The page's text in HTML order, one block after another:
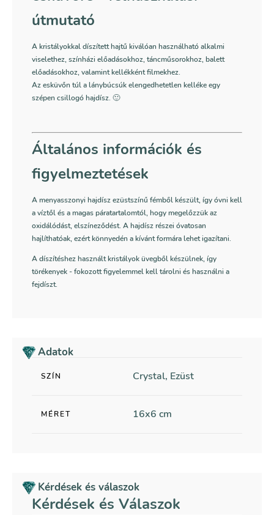
útmutató
A kristályokkal díszített hajtű kiválóan használható alkalmi
viselethez, színházi előadásokhoz, táncműsorokhoz, balett
előadásokhoz, valamint kellékként filmekhez.
Az esküvőn túl a lánybúcsúk elengedhetetlen kelléke egy
szépen csillogó hajdísz. 🙂
Általános információk és
figyelmeztetések
A menyasszonyi hajdísz ezüstszínű fémből készült, így óvni kell
a víztől és a magas páratartalomtól, hogy megelőzzük az
oxidálódást, elszíneződést. A hajdísz részei óvatosan
hajlíthatóak, ezért könnyedén a kívánt formára lehet igazítani.
A díszítéshez használt kristályok üvegből készülnek, így
törékenyek - fokozott figyelemmel kell tárolni és használni a
fejdíszt.
Adatok
SZÍN Crystal, Ezüst
MÉRET 16x6 cm
Kérdések és válaszok
Kérdések és Válaszok